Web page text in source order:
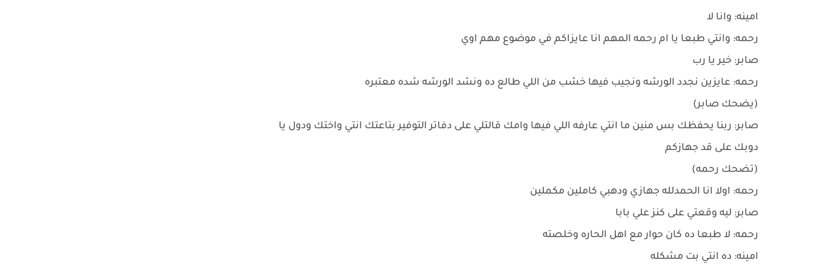
امينه: وانا لا
رحمه: وانتي طبعا يا ام رحمه المهم انا عايزاكم في موضوع مهم اوي
صابر: خير يا رب
رحمه: عايزين نجدد الورشه ونجيب فيها خشب من اللي طالع ده ونشد الورشه شده معتبره
(يضحك صابر)
صابر: ربنا يحفظك بس منين ما انتي عارفه اللي فيها وامك قالتلي على دفاتر التوفير بتاعتك انتي واختك ودول يا
دوبك على قد جهازكم
(تضحك رحمه)
رحمه: اولا انا الحمدلله جهازي ودهبي كاملين مكملين
صابر: ليه وقعتي على كنز علي بابا
رحمه: لا طبعا ده كان حوار مع اهل الحاره وخلصته
امينه: ده انتي بت مشكله